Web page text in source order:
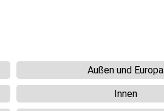
Außen und Europa
Innen